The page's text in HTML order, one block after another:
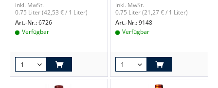
inkl. MwSt.
0.75 Liter(42,53 € / 1 Liter)
Art.-Nr.:6726
Verfügbar
inkl. MwSt.
0.75 Liter(21,27 € / 1 Liter)
Art.-Nr.:9148
Verfügbar